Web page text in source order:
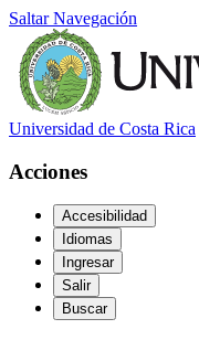
Saltar Navegación
Universidad de Costa Rica
Acciones
Accesibilidad
Idiomas
Ingresar
Salir
Buscar